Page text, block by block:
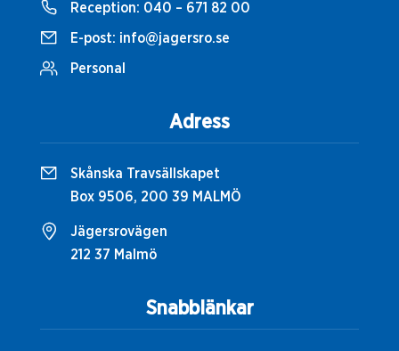
Snabblänkar
Reception: 040 – 671 82 00
E-post: info@jagersro.se
Personal
Adress
Skånska Travsällskapet
Box 9506, 200 39 MALMÖ
Jägersrovägen
212 37 Malmö